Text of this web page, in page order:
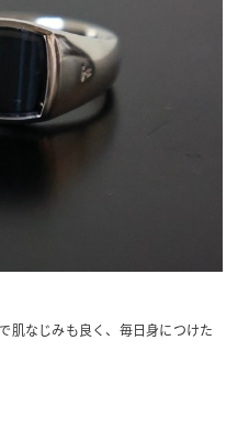
肌なじみも良く、毎日身につけた